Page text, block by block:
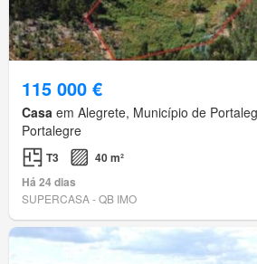
115 000 €
Casa em Alegrete, Município de
Portalegre
T3
40 m²
Há 24 dias
SUPERCASA - QB IMO